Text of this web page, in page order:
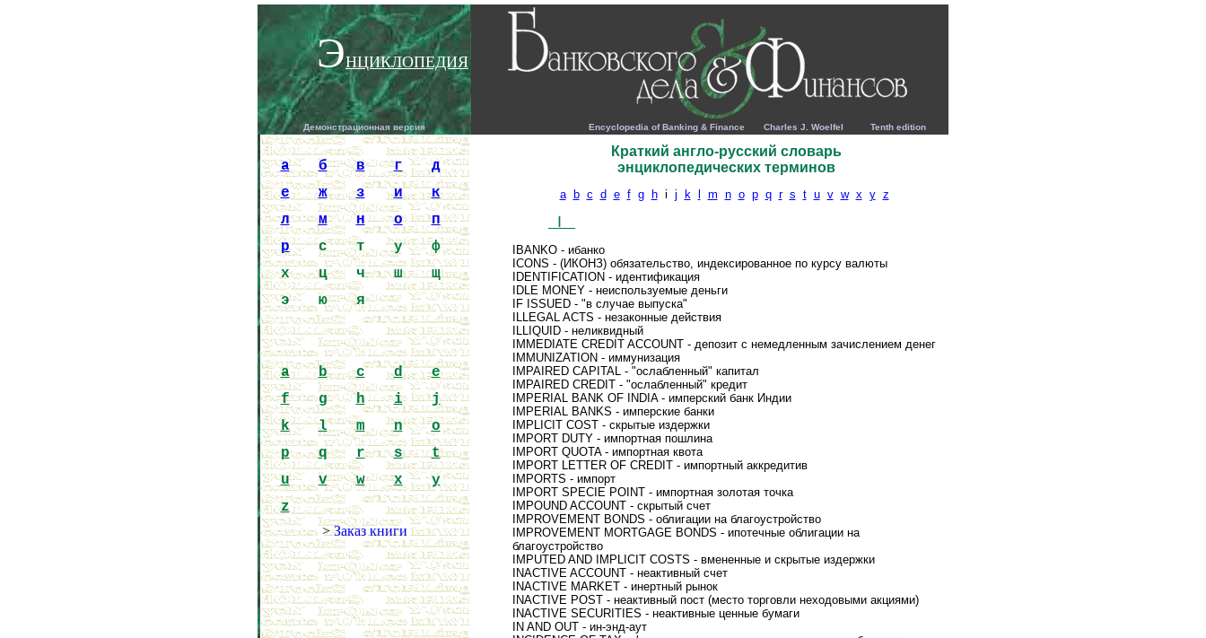
ЭНЦИКЛОПЕДИЯ
Демонстрационная версия Encyclopedia of Banking & Finance Charles J. Woelfel Tenth edition
a б в г
д
е
ж з и
к
л
м н о
п
р
с т у
ф
х
ц ч ш
щ
э
ю я
a b c d
e
f
g h i
j
k
l m n
o
p
q r s
t
u
v w x
y
z
>Заказ книги
Краткий англо-русский словарь
энциклопедических терминов
a b c d e f g hi j k m n o p q r s t u v w x y z
I
IBANKO - ибанко
ICONS - (ИКОНЗ) обязательство, индексированное по курсу валюты
IDENTIFICATION - идентификация
IDLE MONEY - неиспользуемые деньги
IF ISSUED - "в случае выпуска"
ILLEGAL ACTS - незаконные действия
ILLIQUID - неликвидный
IMMEDIATE CREDIT ACCOUNT - депозит с немедленным зачислением денег
IMMUNIZATION - иммунизация
IMPAIRED CAPITAL - "ослабленный" капитал
IMPAIRED CREDIT - "ослабленный" кредит
IMPERIAL BANK OF INDIA - имперский банк Индии
IMPERIAL BANKS - имперские банки
IMPLICIT COST - скрытые издержки
IMPORT DUTY - импортная пошлина
IMPORT QUOTA - импортная квота
IMPORT LETTER OF CREDIT - импортный аккредитив
IMPORTS - импорт
IMPORT SPECIE POINT - импортная золотая точка
IMPOUND ACCOUNT - скрытый счет
IMPROVEMENT BONDS - облигации на благоустройство
IMPROVEMENT MORTGAGE BONDS - ипотечные облигации на
благоустройство
IMPUTED AND IMPLICIT COSTS - вмененные и скрытые издержки
INACTIVE ACCOUNT - неактивный счет
INACTIVE MARKET - инертный рынок
INACTIVE POST - неактивный пост (место торговли неходовыми акциями)
INACTIVE SECURITIES - неактивные ценные бумаги
IN AND OUT - ин-энд-аут